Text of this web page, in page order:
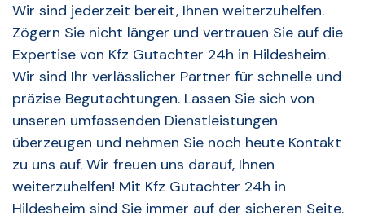
Wir sind jederzeit bereit, Ihnen weiterzuhelfen.
Zögern Sie nicht länger und vertrauen Sie auf die
Expertise von Kfz Gutachter 24h in Hildesheim.
Wir sind Ihr verlässlicher Partner für schnelle und
präzise Begutachtungen. Lassen Sie sich von
unseren umfassenden Dienstleistungen
überzeugen und nehmen Sie noch heute Kontakt
zu uns auf. Wir freuen uns darauf, Ihnen
weiterzuhelfen! Mit Kfz Gutachter 24h in
Hildesheim sind Sie immer auf der sicheren Seite.